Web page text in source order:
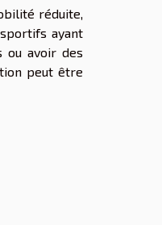
réduite,
ayant
ou avoir des
peut être